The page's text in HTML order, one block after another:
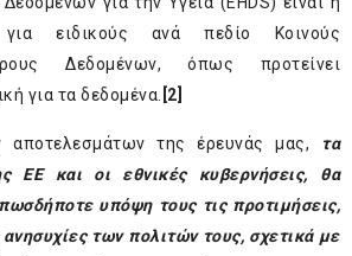
ειδικούς ανά πεδίο Κοινούς
Δεδομένων, όπως προτείνει
για τα δεδομένα. [2]
αποτελεσμάτων της έρευνάς μας,
τα
ΕΕ και οι εθνικές κυβερνήσεις, θα
υπόψη τους τις προτιμήσεις,
των πολιτών τους, σχετικά με